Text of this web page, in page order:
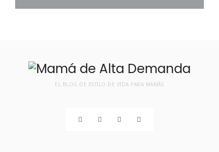
EL BLOG DE ESTILO DE VIDA PARA MAMÁS